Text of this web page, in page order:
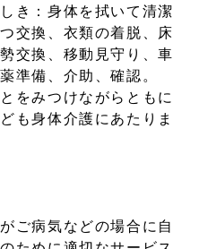
き：身体を拭いて清潔
交換、衣類の着脱、床
交換、移動見守り、車
準備、介助、確認。
をみつけながらともに
も身体介護にあたりま
ご病気などの場合に自